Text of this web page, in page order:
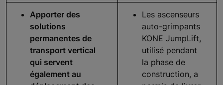
Apporter des
solutions
permanentes de
transport vertical
qui servent
également au
Les ascenseurs
auto-grimpants
KONE JumpLift,
utilisé pendant
la phase de
construction, a